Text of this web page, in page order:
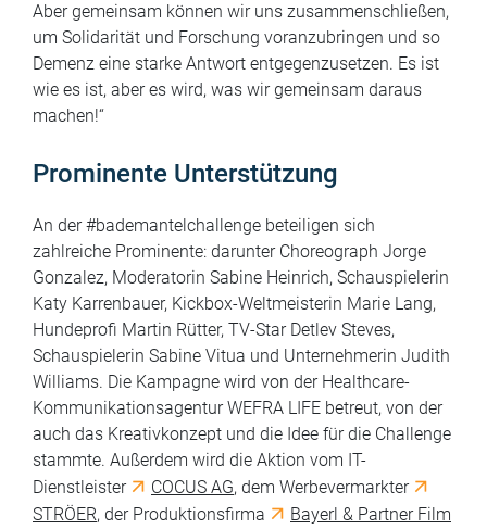
Aber gemeinsam können wir uns zusammenschließen,
um Solidarität und Forschung voranzubringen und so
Demenz eine starke Antwort entgegenzusetzen. Es ist
wie es ist, aber es wird, was wir gemeinsam daraus
machen!“
Prominente Unterstützung
An der #bademantelchallenge beteiligen sich
zahlreiche Prominente: darunter Choreograph Jorge
Gonzalez, Moderatorin Sabine Heinrich, Schauspielerin
Katy Karrenbauer, Kickbox-Weltmeisterin Marie Lang,
Hundeprofi Martin Rütter, TV-Star Detlev Steves,
Schauspielerin Sabine Vitua und Unternehmerin Judith
Williams. Die Kampagne wird von der Healthcare-
Kommunikationsagentur WEFRA LIFE betreut, von der
auch das Kreativkonzept und die Idee für die Challenge
stammte. Außerdem wird die Aktion vom IT-
Dienstleister
COCUS AG, dem Werbevermarkter
STRÖER, der Produktionsfirma
Bayerl & Partner Film